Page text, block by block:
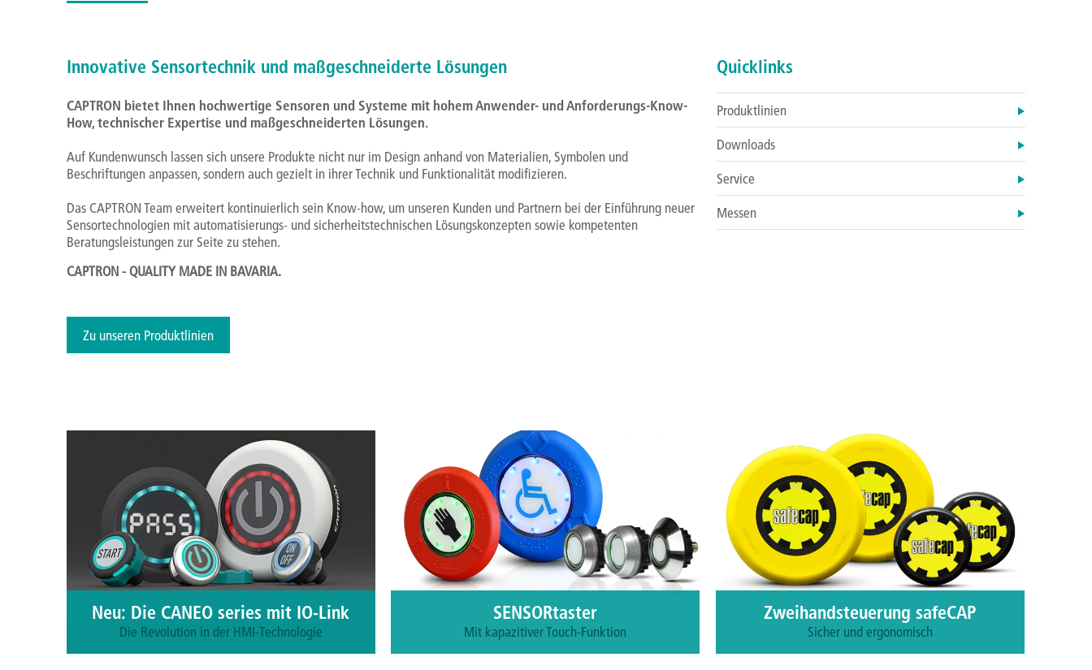
Innovative Sensortechnik und maßgeschneiderte Lösungen
CAPTRON bietet Ihnen hochwertige Sensoren und Systeme mit hohem Anwender- und Anforderungs-Know-
How, technischer Expertise und maßgeschneiderten Lösungen.
Auf Kundenwunsch lassen sich unsere Produkte nicht nur im Design anhand von Materialien, Symbolen und
Beschriftungen anpassen, sondern auch gezielt in ihrer Technik und Funktionalität modifizieren.
Das CAPTRON Team erweitert kontinuierlich sein Know-how, um unseren Kunden und Partnern bei der Einführung neuer
Sensortechnologien mit automatisierungs- und sicherheitstechnischen Lösungskonzepten sowie kompetenten
Beratungsleistungen zur Seite zu stehen.
CAPTRON - QUALITY MADE IN BAVARIA.
Zu unseren Produktlinien
Quicklinks
Produktlinien
Downloads
Service
Messen
Neu: Die CANEO series mit IO-Link
Die Revolution in der HMI-Technologie
SENSORtaster
Mit kapazitiver Touch-Funktion
Zweihandsteuerung safeCAP
Sicher und ergonomisch